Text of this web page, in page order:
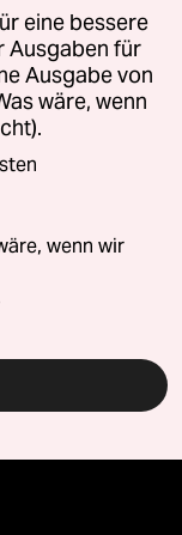
eine bessere
Ausgaben für
Ausgabe von
wäre, wenn
wenn wir